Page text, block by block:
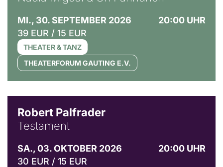
MI., 30. SEPTEMBER 2026
20:00 UHR
39 EUR / 15 EUR
THEATER & TANZ
THEATERFORUM GAUTING E.V.
Robert Palfrader
Testament
SA., 03. OKTOBER 2026
20:00 UHR
30 EUR / 15 EUR